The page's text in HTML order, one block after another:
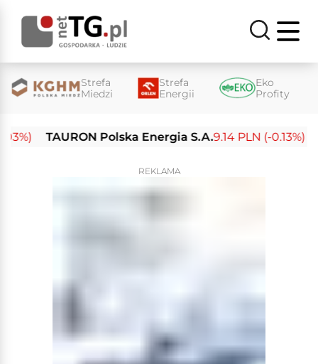
Strefa
Miedzi
Strefa
Energii
Eko
Profity
TAURON Polska Energia S.A. 9.14 PLN (-0.13%)
REKLAMA